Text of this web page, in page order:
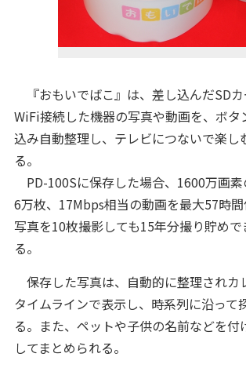
『おもいでばこ』は、差し込んだSDカ
WiFi接続した機器の写真や動画を、ボタ
込み自動整理し、テレビにつないで楽し
る。
PD-100Sに保存した場合、1600万画
6万枚、17Mbps相当の動画を最大57時
写真を10枚撮影しても15年分撮り貯め
る。
保存した写真は、自動的に整理されカ
タイムラインで表示し、時系列に沿って
る。また、ペットや子供の名前などを付
してまとめられる。